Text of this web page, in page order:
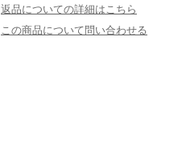
返品についての詳細はこちら
この商品について問い合わせる